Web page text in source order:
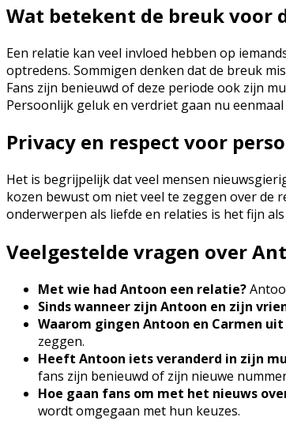
Wat betekent de breuk voor
Een relatie kan veel invloed hebben op
optredens. Sommigen denken dat de breuk
Fans zijn benieuwd of deze periode ook zijn
Persoonlijk geluk en verdriet gaan nu
Privacy en respect voor
Het is begrijpelijk dat veel mensen
kozen bewust om niet veel te zeggen over de
onderwerpen als liefde en relaties is het fijn
Veelgestelde vragen over
Met wie had Antoon een relatie?
Sinds wanneer zijn Antoon en zijn
Waarom gingen Antoon en Carmen
zeggen.
Heeft Antoon iets veranderd in zijn
fans zijn benieuwd of zijn nieuwe
Hoe gaan fans om met het nieuws
wordt omgegaan met hun keuzes.